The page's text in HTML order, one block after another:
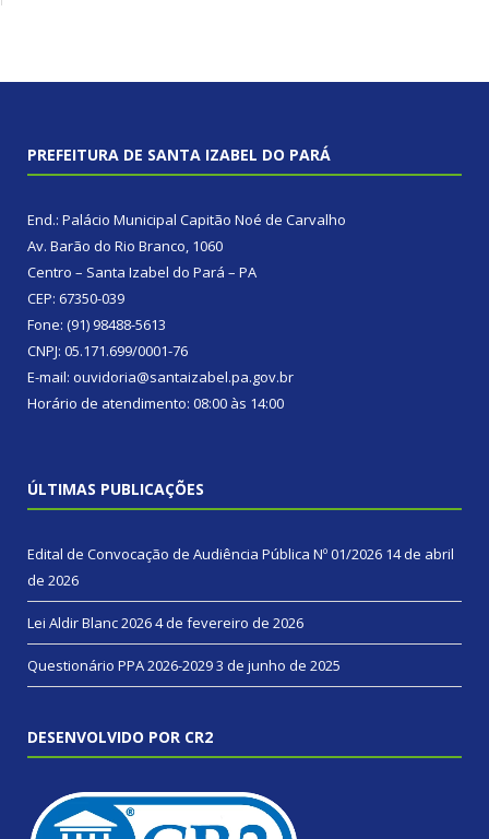
PREFEITURA DE SANTA IZABEL DO PARÁ
End.: Palácio Municipal Capitão Noé de Carvalho
Av. Barão do Rio Branco, 1060
Centro – Santa Izabel do Pará – PA
CEP: 67350-039
Fone: (91) 98488-5613
CNPJ: 05.171.699/0001-76
E-mail: ouvidoria@santaizabel.pa.gov.br
Horário de atendimento: 08:00 às 14:00
ÚLTIMAS PUBLICAÇÕES
Edital de Convocação de Audiência Pública Nº 01/2026 14 de abril
de 2026
Lei Aldir Blanc 20264 de fevereiro de 2026
Questionário PPA 2026-20293 de junho de 2025
DESENVOLVIDO POR CR2